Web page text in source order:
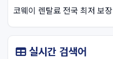
코웨이 렌탈료 전국 최저 보장
실시간 검색어